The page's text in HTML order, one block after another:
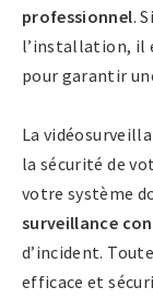
professionnel.
l’installation, il
pour garantir
La
la sécurité de
votre système
surveillance
d’incident.
efficace et